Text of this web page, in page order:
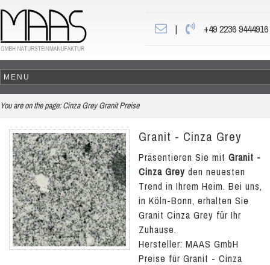
| +49 2236 9444916
You are on the page: Cinza Grey Granit Preise
Granit - Cinza Grey
Präsentieren Sie mit Granit -
Cinza Grey den neuesten
Trend in Ihrem Heim. Bei uns,
in Köln-Bonn, erhalten Sie
Granit Cinza Grey für Ihr
Zuhause.
Hersteller: MAAS GmbH
Preise für Granit - Cinza